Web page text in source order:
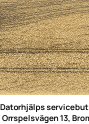
Datorhjälps
Orrspelsvägen 13,